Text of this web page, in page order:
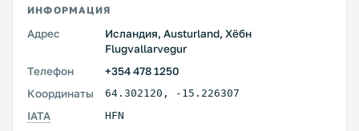
ИНФОРМАЦИЯ
Адрес
Исландия, Austurland, Хёбн
Flugvallarvegur
Телефон
+354 478 1250
Координаты
64.302120 , -15.226307
IATA HFN